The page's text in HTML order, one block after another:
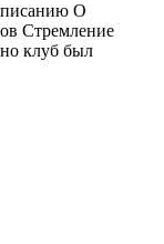
О
Стремление
клуб был